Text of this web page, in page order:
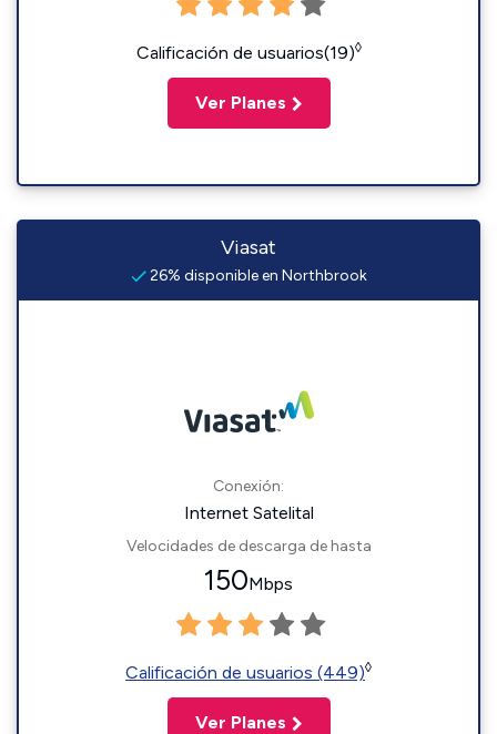
Calificación de usuarios(19)◊
Ver Planes
Viasat
26% disponible en Northbrook
Conexión:
Internet Satelital
Velocidades de descarga de hasta
150Mbps
Calificación de usuarios (449)◊
Ver Planes